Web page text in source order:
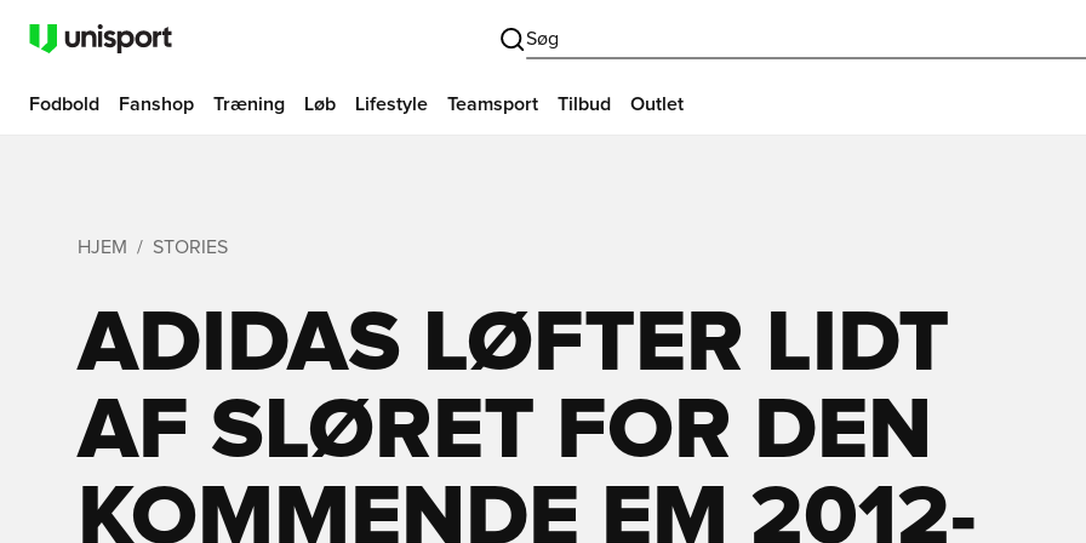
Søg
Fodbold Fanshop Træning Løb Lifestyle Teamsport Tilbud Outlet
HJEM STORIES
ADIDAS LØFTER LIDT
AF SLØRET FOR DEN
KOMMENDE EM 2012-